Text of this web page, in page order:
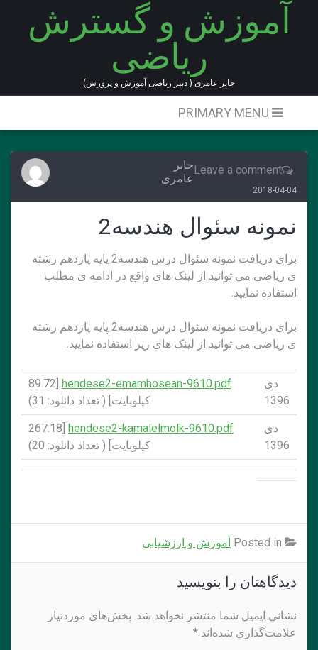
آموزش و گسترش
ریاضی
جابر عامری ( دبیر ریاضی آموزش و پرورش)
Leave a commentجابر
عامری
2018-04-04
نمونه سئوال هندسه2
برای دریافت نمونه سئوال درس هندسه2 پایه یازدهم رشته
ی ریاضی می توانید از لینک های واقع در ادامه ی مطلب
استفاده نمایید.
برای دریافت نمونه سئوال درس هندسه2 پایه یازدهم رشته
ی ریاضی می توانید از لینک های زیر استفاده نمایید.
دی
1396
hendese2-emamhosean-9610.pdf
[89.72
کيلوبايت] ( تعداد دانلود: 31)
دی
1396
hendese2-kamalelmolk-9610.pdf
[267.18
کيلوبايت] ( تعداد دانلود: 20)
آموزش و ارزشیابی
دیدگاهتان را بنویسید
نشانی ایمیل شما منتشر نخواهد شد. بخش‌های موردنیاز
علامت‌گذاری شده‌اند *